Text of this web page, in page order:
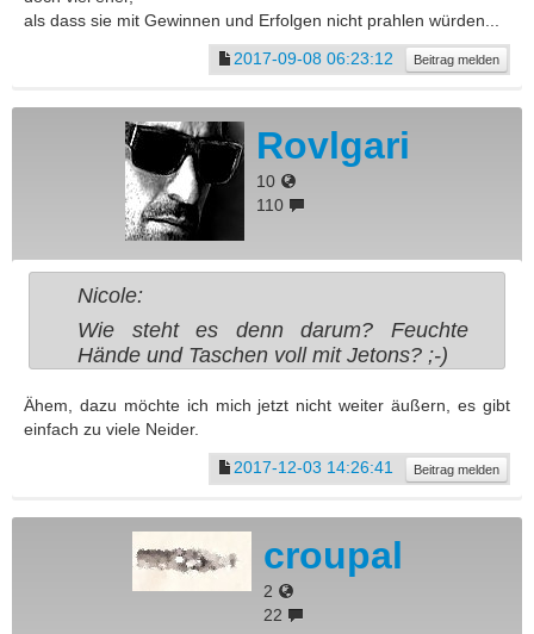
als dass sie mit Gewinnen und Erfolgen nicht prahlen würden...
2017-09-08 06:23:12
Beitrag melden
Rovlgari
10
110
Nicole:
Wie steht es denn darum? Feuchte
Hände und Taschen voll mit Jetons? ;-)
Ähem, dazu möchte ich mich jetzt nicht weiter äußern, es gibt
einfach zu viele Neider.
2017-12-03 14:26:41
Beitrag melden
croupal
2
22